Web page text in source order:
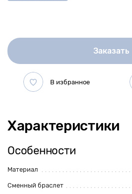
Заказать
Характеристики
Особенности
Материал
Сменный браслет